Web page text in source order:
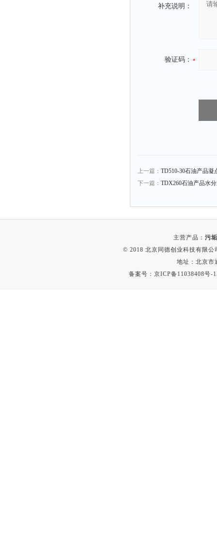
补充说明：
验证码：
上一篇： TD510-30石油产品凝
下一篇： TDX260石油产品水
主营产品： 污
© 2018 北京同德创业科技有限
地址：北京市
备案号： 京ICP备11038408号-